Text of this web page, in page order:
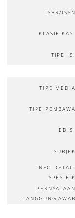
ISBN/ISSN
KLASIFIKASI
TIPE ISI
TIPE MEDIA
TIPE PEMBAWA
EDISI
SUBJEK
INFO DETAIL
SPESIFIK
PERNYATAAN
TANGGUNGJAWAB